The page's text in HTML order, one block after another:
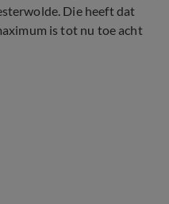
Die heeft dat
is tot nu toe acht